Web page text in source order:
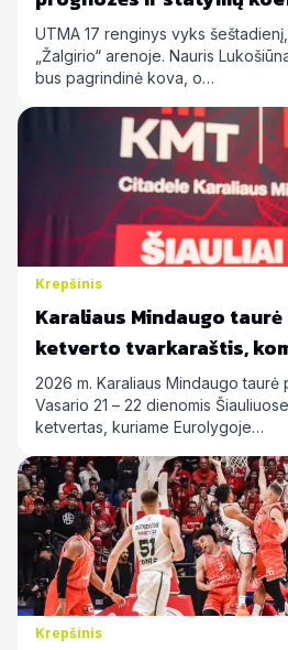
UTMA 17 renginys vyks
„Žalgirio“ arenoje. Nauris
bus pagrindinė kova, o…
Krepšinis
Karaliaus Mindaugo
ketverto tvarkaraštis,
statymų prognozės
2026 m. Karaliaus Mindaugo taurė
Vasario 21 – 22 dienomis
ketvertas, kuriame Eurolygoje…
Krepšinis